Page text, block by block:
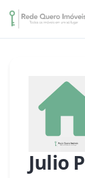
Julio